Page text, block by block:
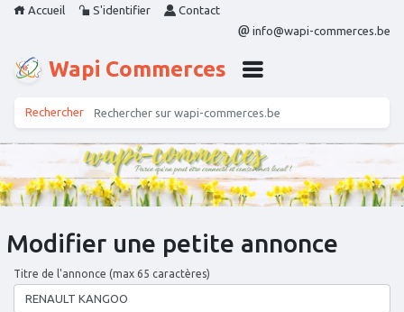
Accueil S'identifier
Contact
info@wapi-commerces.be
Wapi Commerces
Modifier une petite annonce
Titre de l'annonce (max 65 caractères)